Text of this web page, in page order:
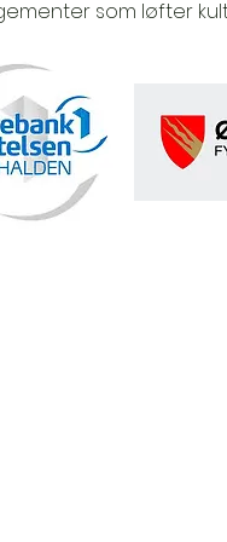
som løfter